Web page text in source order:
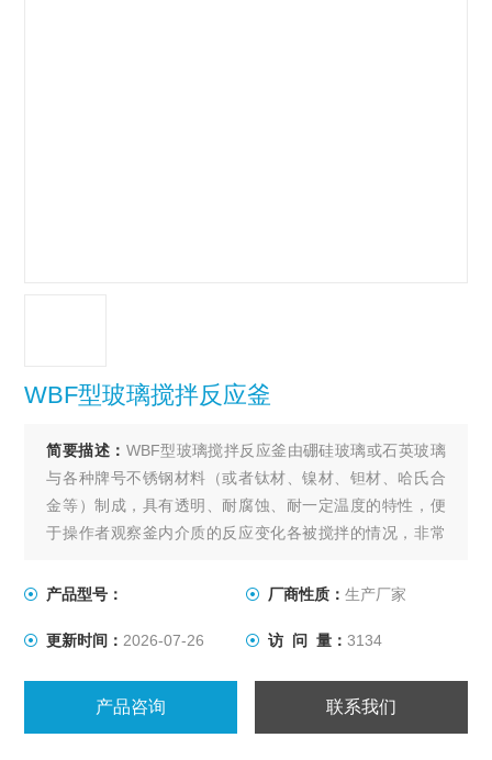
WBF型玻璃搅拌反应釜
简要描述： WBF型玻璃搅拌反应釜由硼硅玻璃或石英玻璃
与各种牌号不锈钢材料（或者钛材、镍材、钽材、哈氏合
金等）制成，具有透明、耐腐蚀、耐一定温度的特性，便
于操作者观察釜内介质的反应变化各被搅拌的情况，非常
力强，无泄漏。
产品型号： 厂商性质： 生产厂家
更新时间： 2026-07-26 访 问 量： 3134
产品咨询 联系我们